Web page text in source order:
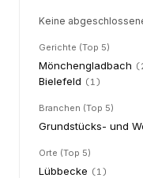
Keine
Gerichte (Top 5)
Mönchengladbach (
Bielefeld (1)
Branchen (Top 5)
Grundstücks- und
Orte (Top 5)
Lübbecke (1)